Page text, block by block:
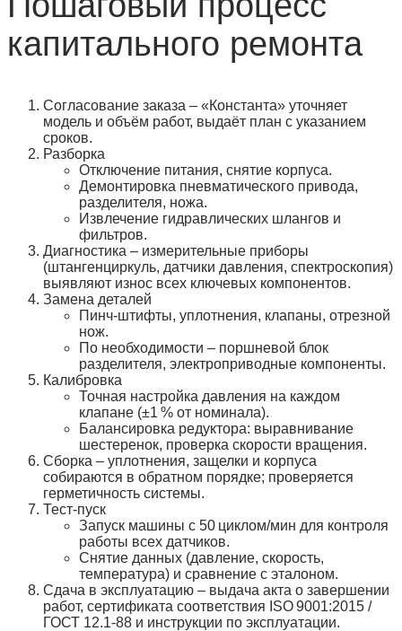
капитального ремонта
Согласование заказа – «Константа» уточняет
модель и объём работ, выдаёт план с указанием
сроков.
Разборка
Отключение питания, снятие корпуса.
Демонтировка пневматического привода,
разделителя, ножа.
Извлечение гидравлических шлангов и
фильтров.
Диагностика – измерительные приборы
(штангенциркуль, датчики давления, спектроскопия)
выявляют износ всех ключевых компонентов.
Замена деталей
Пинч‑штифты, уплотнения, клапаны, отрезной
нож.
По необходимости – поршневой блок
разделителя, электроприводные компоненты.
Калибровка
Точная настройка давления на каждом
клапане (±1 % от номинала).
Балансировка редуктора: выравнивание
шестеренок, проверка скорости вращения.
Сборка – уплотнения, защелки и корпуса
собираются в обратном порядке; проверяется
герметичность системы.
Тест‑пуск
Запуск машины с 50 циклом/мин для контроля
работы всех датчиков.
Снятие данных (давление, скорость,
температура) и сравнение с эталоном.
Сдача в эксплуатацию – выдача акта о завершении
работ, сертификата соответствия ISO 9001:2015 /
ГОСТ 12.1‑88 и инструкции по эксплуатации.